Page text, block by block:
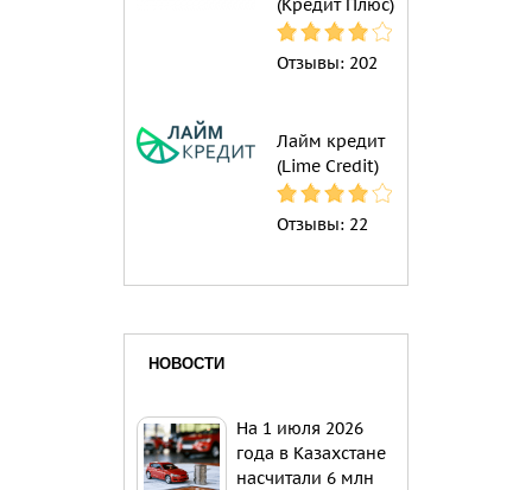
(Кредит Плюс)
Отзывы: 202
Лайм кредит
(Lime Credit)
Отзывы: 22
НОВОСТИ
На 1 июля 2026
года в Казахстане
насчитали 6 млн